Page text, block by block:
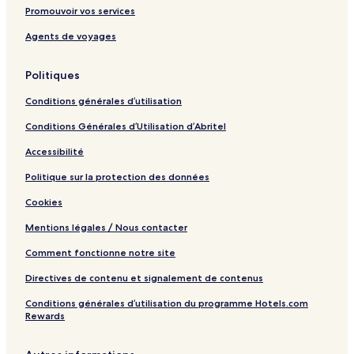
m
a
r
5
5
0
a
r
a
i
a
Promouvoir vos services
Agents de voyages
Politiques
Conditions générales d’utilisation
Conditions Générales d’Utilisation d’Abritel
Accessibilité
Politique sur la protection des données
Cookies
Mentions légales / Nous contacter
Comment fonctionne notre site
Directives de contenu et signalement de contenus
Conditions générales d’utilisation du programme Hotels.com
Rewards